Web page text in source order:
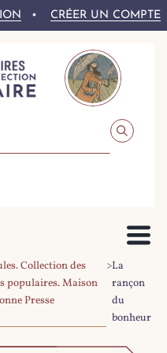
CRÉER UN COMPTE
Collection des
populaires. Maison
Presse
>La
rançon
du
bonheur